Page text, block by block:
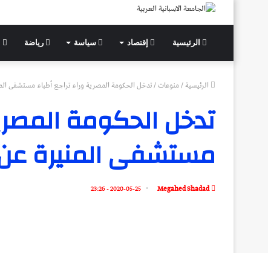
الرئيسية إقتصاد سياسة رياضة
الرئيسية/منوعات/تدخل الحكومة المصرية وراء تراجع أطباء مستشفى
تدخل الحكومة
مستشفى المنيرة عن
Megahed Shadad
2020-05-25 - 23:26